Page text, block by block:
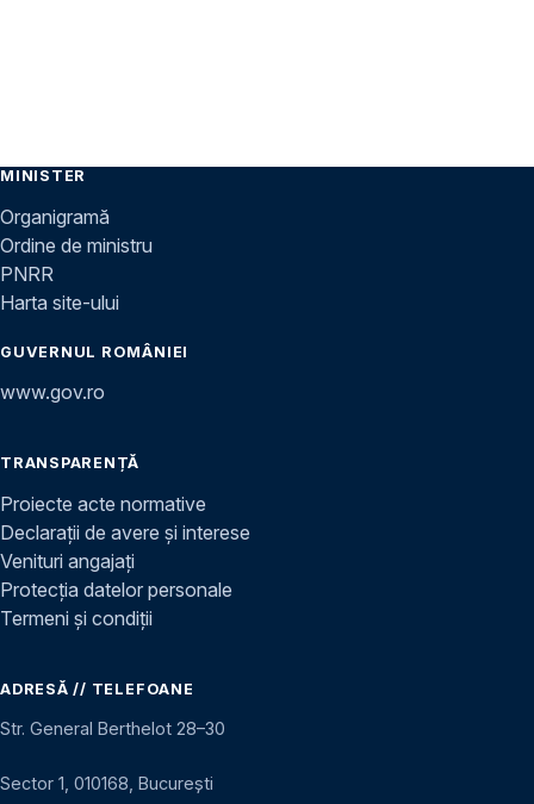
MINISTER
Organigramă
Ordine de ministru
PNRR
Harta site-ului
GUVERNUL ROMÂNIEI
www.gov.ro
TRANSPARENȚĂ
Proiecte acte normative
Declarații de avere și interese
Venituri angajați
Protecția datelor personale
Termeni și condiții
ADRESĂ // TELEFOANE
Str. General Berthelot 28–30
Sector 1, 010168, București